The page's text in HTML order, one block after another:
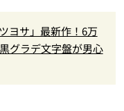
ヨサ」最新作！6万
グラデ文字盤が男心